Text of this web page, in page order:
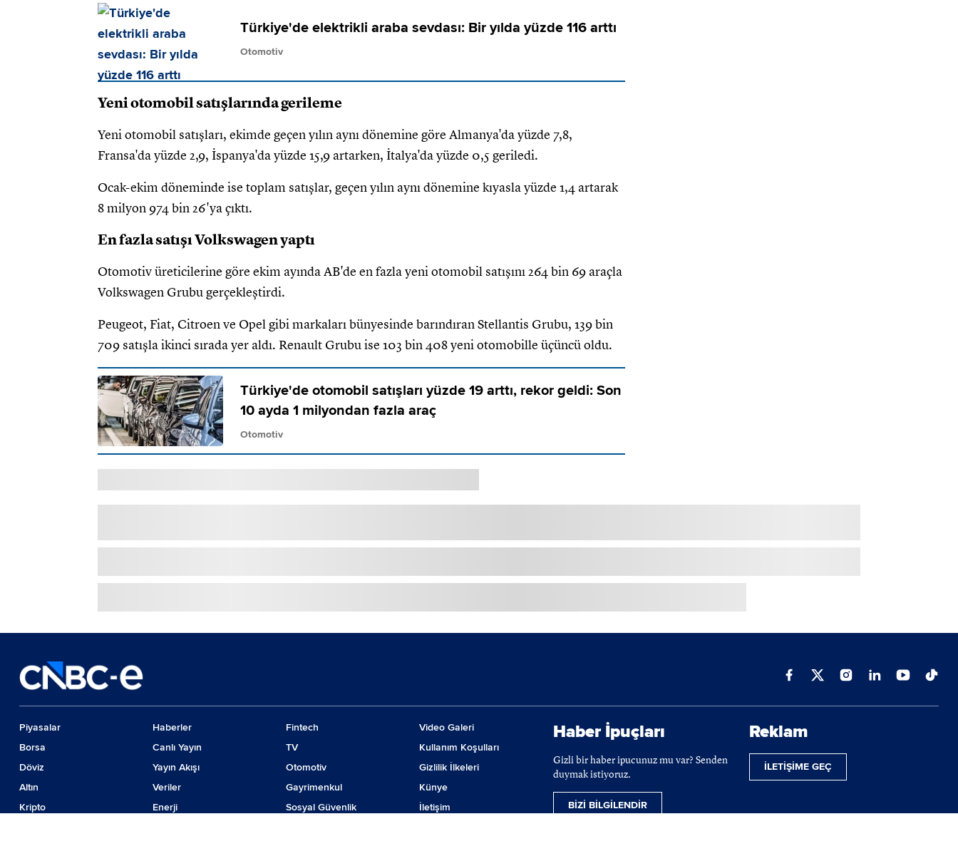
Türkiye'de elektrikli araba sevdası: Bir yılda yüzde 116 arttı
Otomotiv
Yeni otomobil satışlarında gerileme
Yeni otomobil satışları, ekimde geçen yılın aynı dönemine göre Almanya'da yüzde 7,8,
Fransa'da yüzde 2,9, İspanya'da yüzde 15,9 artarken, İtalya'da yüzde 0,5 geriledi.
Ocak-ekim döneminde ise toplam satışlar, geçen yılın aynı dönemine kıyasla yüzde 1,4 artarak
8 milyon 974 bin 26'ya çıktı.
En fazla satışı Volkswagen yaptı
Otomotiv üreticilerine göre ekim ayında AB'de en fazla yeni otomobil satışını 264 bin 69 araçla
Volkswagen Grubu gerçekleştirdi.
Peugeot, Fiat, Citroen ve Opel gibi markaları bünyesinde barındıran Stellantis Grubu, 139 bin
709 satışla ikinci sırada yer aldı. Renault Grubu ise 103 bin 408 yeni otomobille üçüncü oldu.
Türkiye'de otomobil satışları yüzde 19 arttı, rekor geldi: Son
10 ayda 1 milyondan fazla araç
Otomotiv
Piyasalar
Borsa
Döviz
Altın
Kripto
Haberler
Canlı Yayın
Yayın Akışı
Veriler
Enerji
Fintech
TV
Otomotiv
Gayrimenkul
Sosyal Güvenlik
Video Galeri
Kullanım Koşulları
Gizlilik İlkeleri
Künye
İletişim
Haber İpuçları
Gizli bir haber ipucunuz mu var? Senden
duymak istiyoruz.
BİZİ BİLGİLENDİR
Reklam
İLETİŞİME GEÇ